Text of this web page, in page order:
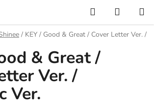
Hľadať
KOŠÍK
/ KEY / Good & Great / Cover Letter Ver. /
& Great /
Ver. /
Ver.